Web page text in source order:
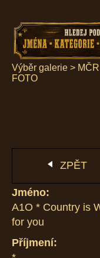
Výběr galerie >
FOTO
ZPĚT
Jméno:
A1O * Country is
for you
Příjmení: